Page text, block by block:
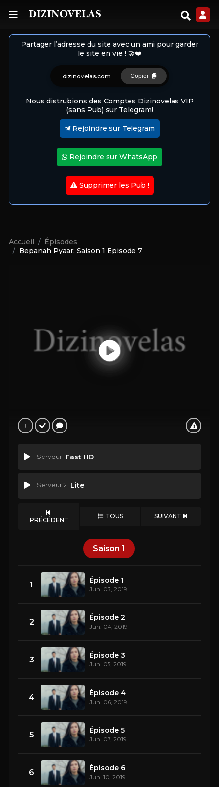
Partager l’adresse du site avec un ami pour garder
le site en vie ! 🤝❤️
dizinovelas.com Copier
Nous distrubions des Comptes Dizinovelas VIP
(sans Pub) sur Telegram!
Rejoindre sur Telegram
Rejoindre sur WhatsApp
Supprimer les Pub !
Accueil
Épisodes
Bepanah Pyaar: Saison 1 Episode 7
Serveur Fast HD
Serveur 2 Lite
PRÉCÉDENT TOUS SUIVANT
Saison 1
1 Épisode 1
Jun. 03, 2019
2 Épisode 2
Jun. 04, 2019
3 Épisode 3
Jun. 05, 2019
4 Épisode 4
Jun. 06, 2019
5 Épisode 5
Jun. 07, 2019
6 Épisode 6
Jun. 10, 2019